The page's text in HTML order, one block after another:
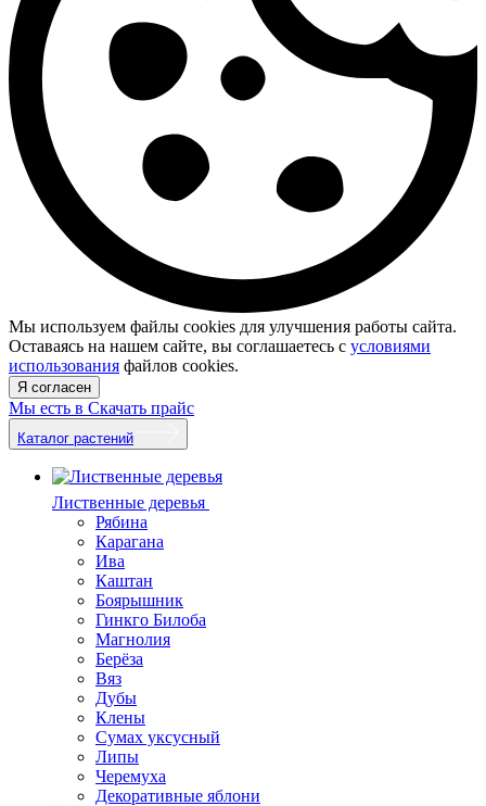
Мы используем файлы cookies для улучшения работы сайта.
Оставаясь на нашем сайте, вы соглашаетесь с условиями
использования файлов cookies.
Я согласен
Мы есть в Скачать прайс
Каталог растений
Лиственные деревья
Рябина
Карагана
Ива
Каштан
Боярышник
Гинкго Билоба
Магнолия
Берёза
Вяз
Дубы
Клены
Сумах уксусный
Липы
Черемуха
Декоративные яблони